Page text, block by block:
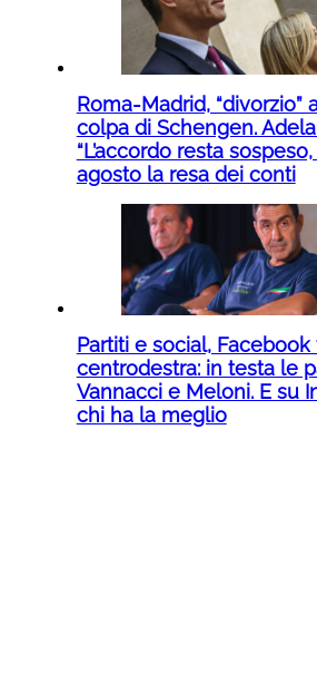
Roma-Madrid, “divorzio”
colpa di Schengen.
“L’accordo resta
agosto la resa dei conti
Partiti e social,
centrodestra: in testa le
Vannacci e Meloni. E su
chi ha la meglio